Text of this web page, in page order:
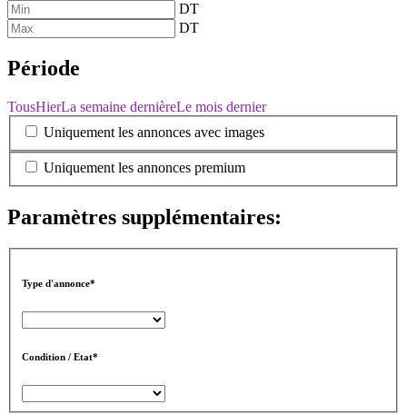
DT
DT
Période
TousHierLa semaine dernièreLe mois dernier
Uniquement les annonces avec images
Uniquement les annonces premium
Paramètres supplémentaires:
Type d'annonce*
Condition / Etat*